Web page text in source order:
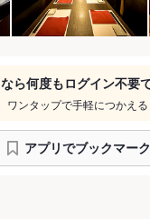
なら何度もログイン不要
ワンタップで手軽につかえる
アプリでブックマーク